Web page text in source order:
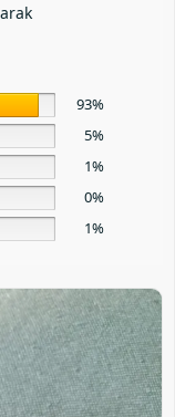
93%
5%
1%
0%
1%